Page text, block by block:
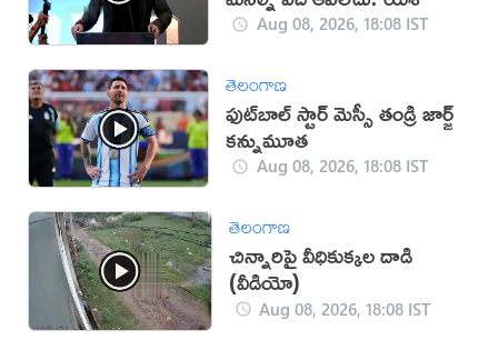
Aug 08, 2026, 18:08 IST
తెలంగాణ
ఫుట్‌బాల్ స్టార్ మెస్సీ తండ్రి జార్జ్
కన్నుమూత
Aug 08, 2026, 18:08 IST
తెలంగాణ
చిన్నారిపై వీధికుక్కల దాడి
(వీడియో)
Aug 08, 2026, 18:08 IST